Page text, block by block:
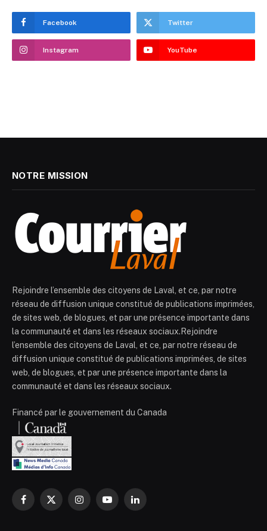
Facebook Twitter
Instagram YouTube
NOTRE MISSION
Rejoindre l’ensemble des citoyens de Laval, et ce, par notre
réseau de diffusion unique constitué de publications imprimées,
de sites web, de blogues, et par une présence importante dans
la communauté et dans les réseaux sociaux.Rejoindre
l’ensemble des citoyens de Laval, et ce, par notre réseau de
diffusion unique constitué de publications imprimées, de sites
web, de blogues, et par une présence importante dans la
communauté et dans les réseaux sociaux.
Financé par le gouvernement du Canada
Facebook
X
InstagramYouTubeLinkedIn